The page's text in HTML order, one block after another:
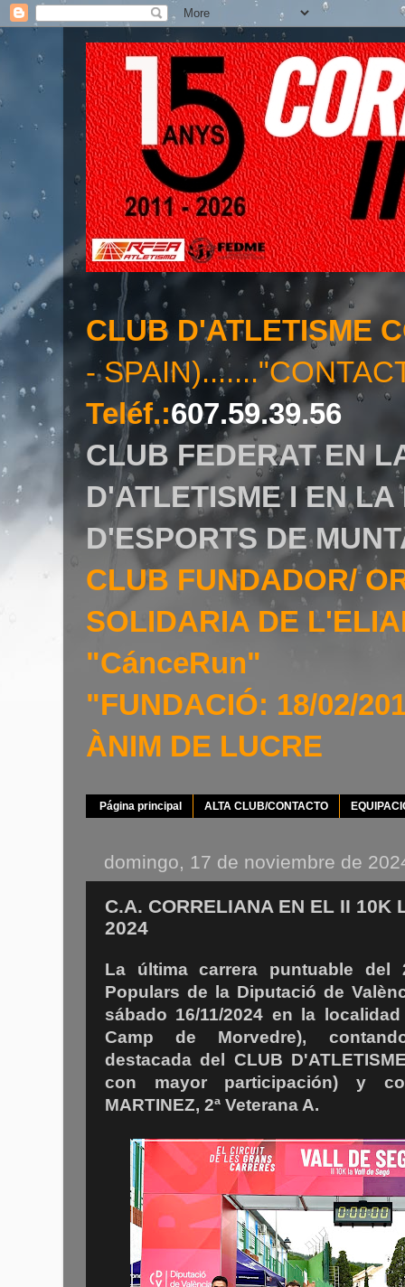
CLUB D'ATLETISME
-
Teléf.:607.59.39.56
CLUB FEDERAT EN
D'ATLETISME I EN
D'ESPORTS DE
CLUB FUNDADOR/
SOLIDARIA DE
"CánceRun"
"FUNDACIÓ: 18/02/
ÀNIM DE LUCRE
Página principal ALTA CLUB/CONTACTO
domingo, 17 de noviembre de
C.A. CORRELIANA EN EL II 10K
2024
La última carrera puntuable del
Populars de la Diputació de
sábado 16/11/2024 en la
Camp de Morvedre),
destacada del CLUB
con mayor participación) y
MARTINEZ, 2ª Veterana A.